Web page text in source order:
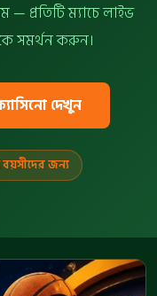
— প্রতিটি ম্যাচে লাইভ
সমর্থন করুন।
দেখুন
জন্য